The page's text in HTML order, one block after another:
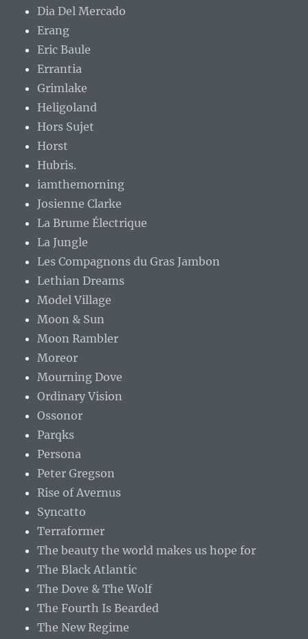
Dia Del Mercado
Erang
Eric Baule
Errantia
Grimlake
Heligoland
Hors Sujet
Horst
Hubris.
iamthemorning
Josienne Clarke
La Brume Électrique
La Jungle
Les Compagnons du Gras Jambon
Lethian Dreams
Model Village
Moon & Sun
Moon Rambler
Moreor
Mourning Dove
Ordinary Vision
Ossonor
Parqks
Persona
Peter Gregson
Rise of Avernus
Syncatto
Terraformer
The beauty the world makes us hope for
The Black Atlantic
The Dove & The Wolf
The Fourth Is Bearded
The New Regime